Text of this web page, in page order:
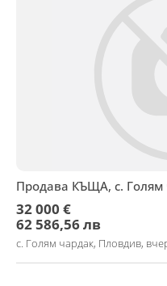
Продава КЪЩА, с. Голям
32 000 €
62 586,56 лв
с. Голям чардак, Пловдив,